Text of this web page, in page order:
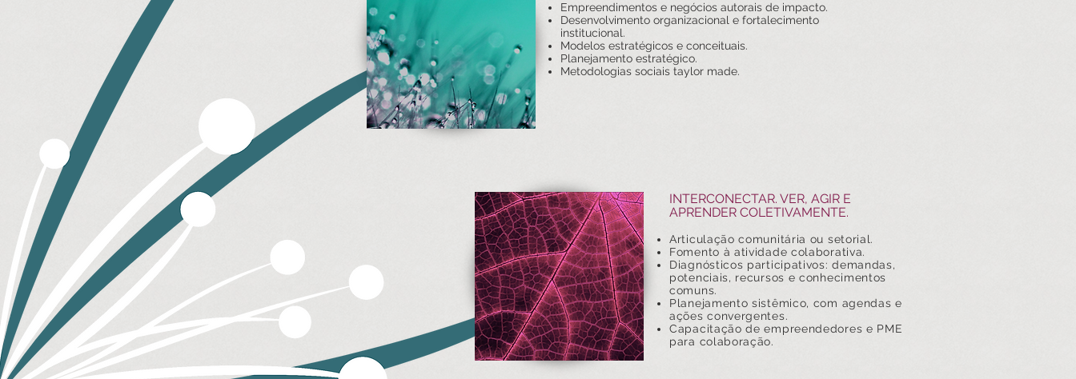
Empreendimentos e negócios autorais de impacto.
Desenvolvimento organizacional e fortalecimento
institucional.
Modelos estratégicos e conceituais.
Planejamento estratégico.
Metodologias sociais taylor made.
INTERCONECTAR. VER, AGIR E
APRENDER COLETIVAMENTE.
Articulação comunitária ou setorial.
Fomento à atividade colaborativa.
Diagnósticos participativos: demandas,
potenciais, recursos e conhecimentos
comuns.
Planejamento sistêmico, com agendas e
ações convergentes.
Capacitação de empreendedores e PME
para colaboração.